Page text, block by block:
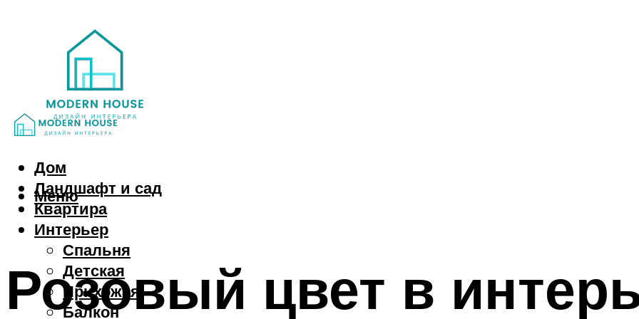
Дом
Ландшафт и сад
Квартира
Интерьер
Спальня
Детская
Прихожая
Балкон
Меню
Розовый цвет в